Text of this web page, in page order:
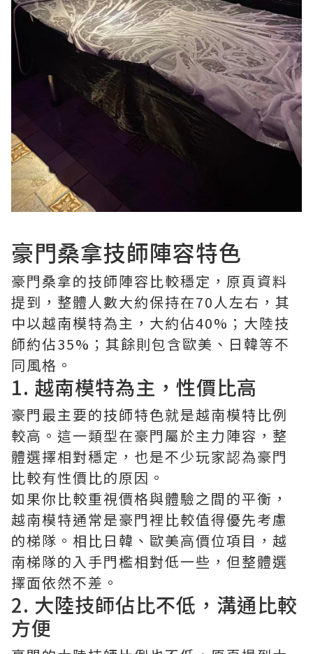
豪門桑拿技師陣容特色
豪門桑拿的技師陣容比較穩定，原頁資料
提到，整體人數大約保持在70人左右，其
中以越南模特為主，大約佔40%；大陸技
師約佔35%；其餘則包含歐美、日韓等不
同風格。
1. 越南模特為主，性價比高
豪門最主要的技師特色就是越南模特比例
較高。這一類型在豪門屬於主力陣容，整
體選擇相對穩定，也是不少玩家認為豪門
比較有性價比的原因。
如果你比較重視價格與體驗之間的平衡，
越南模特通常是豪門裡比較值得優先考慮
的梯隊。相比日韓、歐美高價位項目，越
南梯隊的入手門檻相對低一些，但整體選
擇面依然不差。
2. 大陸技師佔比不低，溝通比較
方便